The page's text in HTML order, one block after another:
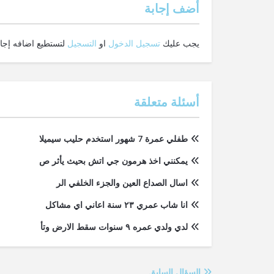
‫أضف إجابة
يجب عليك تسجيل الدخول او التسجيل لتستطيع اضافه
أسئلة متعلقة
طفلي عمرة 7 شهور استخدم حليب سيميلا
يمكنني اخذ هرمون جي اتش بحيث يأثر ص
اسال الصداع العين والجزء الخلفي الر
انا شاب عمري ٢٣ سنة اعاني اي مشاكل
لدي ولدي عمره ٩ سنوات سقط الارض وتأ